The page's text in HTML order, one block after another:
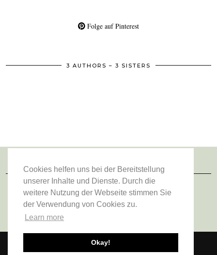
Cookies helfen uns bei der Bereitstellung
unserer Inhalte und Dienste. Durch die
weitere Nutzung der Webseite stimmen Sie
der Verwendung von Cookies zu.
Learn more
Okay!
Folge auf Pinterest
3 AUTHORS – 3 SISTERS
FOLGE UNS
VIENNA FASHION WALTZ